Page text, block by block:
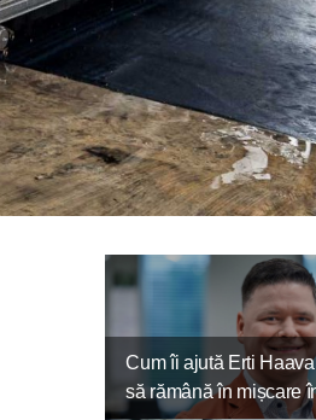
Cum îi ajută Erti
să rămână în mișcare